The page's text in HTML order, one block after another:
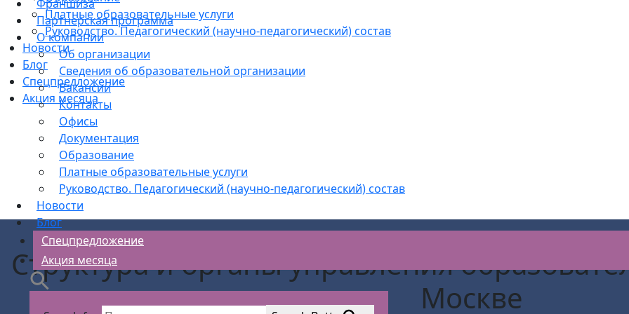
Платные образовательные услуги
Руководство. Педагогический (научно-педагогический) состав
Новости
Блог
Спецпредложение
Акция месяца
Франшиза
Партнерская программа
О компании
Об организации
Сведения об образовательной организации
Вакансии
Контакты
Офисы
Документация
Образование
Платные образовательные услуги
Руководство. Педагогический (научно-педагогический) состав
Новости
Блог
Спецпредложение
Акция месяца
Структура и органы управления
Москве